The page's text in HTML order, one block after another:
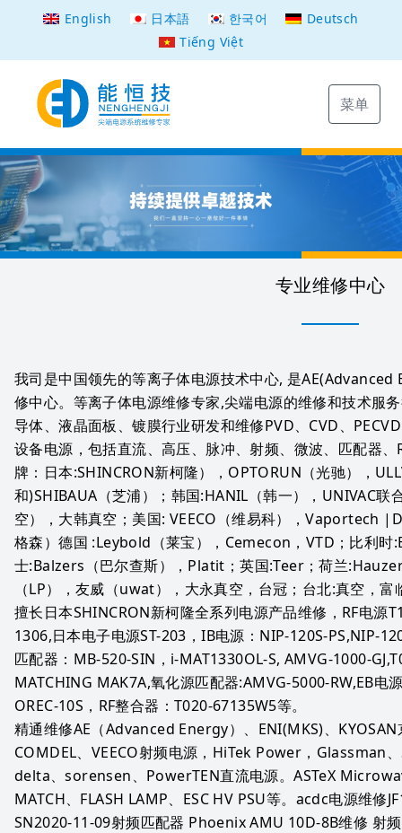
English 日本語 한국어
Deutsch
Tiếng Việt
菜单
专业维修中心
我司是中国领先的等离子体电源技术中心, 是
修中心。等离子体电源维修专家,尖端电源的维修和技术服
导体、液晶面板、镀膜行业研发和维修PVD、CVD、
设备电源，包括直流、高压、脉冲、射频、微波、匹配器、
牌：日本:SHINCRON新柯隆），OPTORUN（光驰），
和)SHIBAUA（芝浦）；韩国:HANIL（韩一），UNIVAC联
空），大韩真空；美国: VEECO（维易科），Vaportech
格森）德国 :Leybold（莱宝），Cemecon，VTD；比利
士:Balzers（巴尔查斯），Platit；英国:Teer；荷兰
（LP），友威（uwat），大永真空，台冠；台北:真空，
擅长日本SHINCRON新柯隆全系列电源产品维修，RF电源
1306,日本电子电源ST-203，IB电源：NIP-120S-PS,NIP-
匹配器：MB-520-SIN，i-MAT1330OL-S, AMVG-1000-
MATCHING MAK7A,氧化源匹配器:AMVG-5000-RW,EB电
OREC-10S，RF整合器：T020-67135W5等。
精通维修AE（Advanced Energy）、ENI(MKS)、KYOSAN
COMDEL、VEECO射频电源，HiTek Power，Glassman
delta、sorensen、PowerTEN直流电源。ASTeX
MATCH、FLASH LAMP、ESC HV PSU等。acdc电源维修
SN2020-11-09射频匹配器 Phoenix AMU 10D-8B维修 射